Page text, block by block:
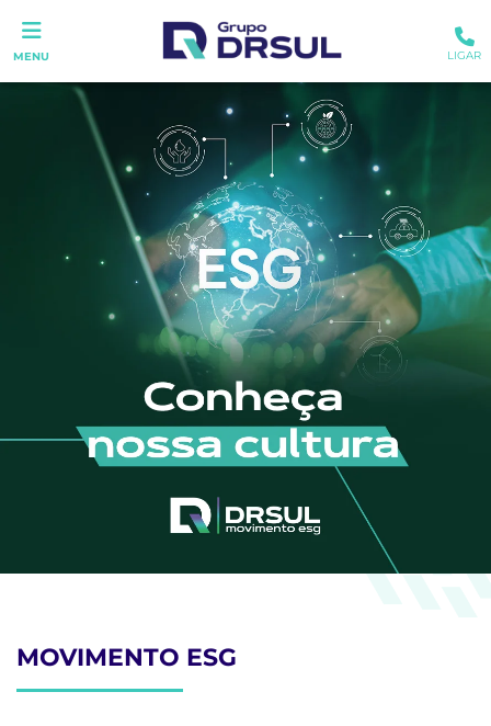
MENU LIGAR
MOVIMENTO ESG